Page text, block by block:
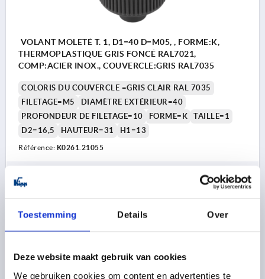
Toestemming Details Over
Deze website maakt gebruik van cookies
We gebruiken cookies om content en advertenties te
VOLANT MOLETÉ T. 1, D1=40 D=M05, , FORME:K,
THERMOPLASTIQUE GRIS FONCÉ RAL7021,
COMP:ACIER INOX., COUVERCLE:GRIS RAL7035
COLORIS DU COUVERCLE =GRIS CLAIR RAL 7035
FILETAGE=M5
DIAMÈTRE EXTÉRIEUR=40
PROFONDEUR DE FILETAGE=10
FORME=K
TAILLE=1
D2=16,5
HAUTEUR=31 H1=13
Référence: K0261.21055
2,72 €
hors TVA
DÉTAILS
K0261 K